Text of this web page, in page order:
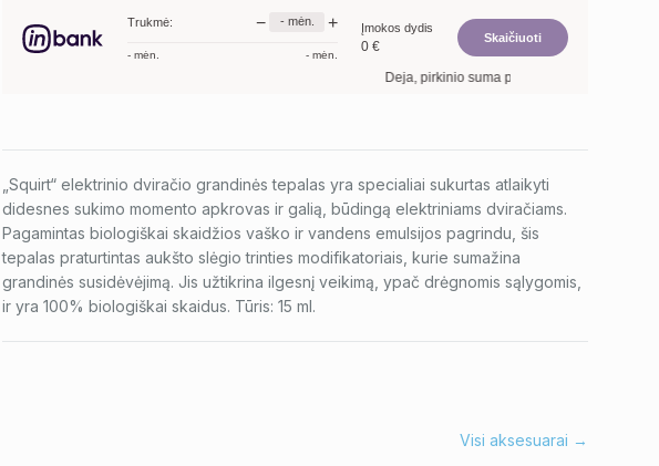
Trukmė: − -mėn. +
-mėn. - mėn.
Įmokos dydis
0 €
Skaičiuoti
Deja, pirkinio suma per maža. Minimalus
„Squirt“ elektrinio dviračio grandinės tepalas yra specialiai sukurtas atlaikyti
didesnes sukimo momento apkrovas ir galią, būdingą elektriniams dviračiams.
Pagamintas biologiškai skaidžios vaško ir vandens emulsijos pagrindu, šis
tepalas praturtintas aukšto slėgio trinties modifikatoriais, kurie sumažina
grandinės susidėvėjimą. Jis užtikrina ilgesnį veikimą, ypač drėgnomis sąlygomis,
ir yra 100% biologiškai skaidus. Tūris: 15 ml.
Visi aksesuarai →